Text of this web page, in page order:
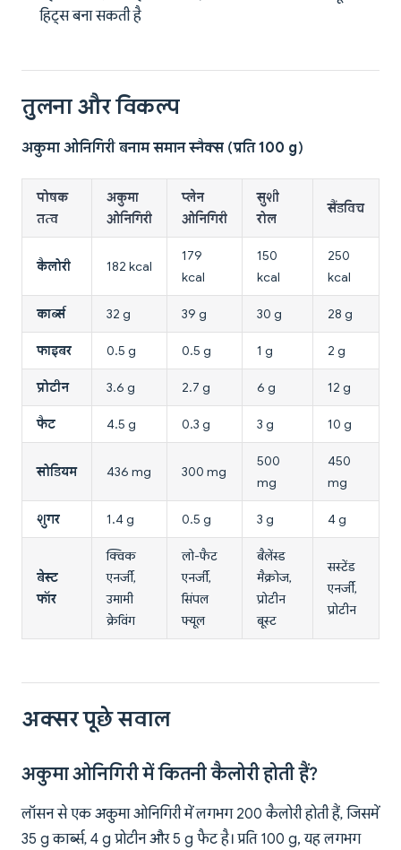
हिट्स बना सकती है
तुलना और विकल्प
अकुमा ओनिगिरी बनाम समान स्नैक्स (प्रति 100 g)
पोषक
तत्व
अकुमा
ओनिगिरी
प्लेन
ओनिगिरी
सुशी
रोल
सैंडविच
कैलोरी 182 kcal
179
kcal
150
kcal
250
kcal
कार्ब्स 32 g 39 g 30 g 28 g
फाइबर 0.5 g 0.5 g 1 g 2 g
प्रोटीन 3.6 g 2.7 g 6 g 12 g
फैट 4.5 g 0.3 g 3 g 10 g
सोडियम 436 mg 300 mg
500
mg
450
mg
शुगर 1.4 g 0.5 g 3 g 4 g
बेस्ट
फॉर
क्विक
एनर्जी,
उमामी
क्रेविंग
लो-फैट
एनर्जी,
सिंपल
फ्यूल
बैलेंस्ड
मैक्रोज,
प्रोटीन
बूस्ट
सस्टेंड
एनर्जी,
प्रोटीन
अक्सर पूछे सवाल
अकुमा ओनिगिरी में कितनी कैलोरी होती हैं?
लॉसन से एक अकुमा ओनिगिरी में लगभग 200 कैलोरी होती हैं, जिसमें
35 g कार्ब्स, 4 g प्रोटीन और 5 g फैट है। प्रति 100 g, यह लगभग